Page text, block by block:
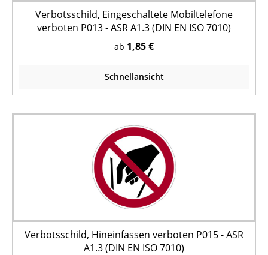
Verbotsschild, Eingeschaltete Mobiltelefone
verboten P013 - ASR A1.3 (DIN EN ISO 7010)
ab 1,85 €
Schnellansicht
Verbotsschild, Hineinfassen verboten P015 - ASR
A1.3 (DIN EN ISO 7010)